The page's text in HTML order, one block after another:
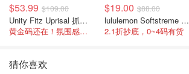
$53.99 $109.00
Unity Fitz Uprisal 抓绒卫衣
黄金码还在！氛围感之神
$19.00 $88.00
lululemon Softstreme 女士高腰短裤 10cm
2.1折抄底，0~4码有货
猜你喜欢